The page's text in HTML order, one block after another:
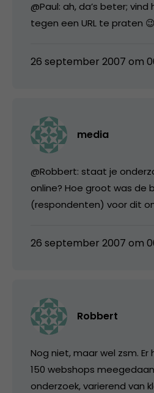
@Paul: ah, da’s beter;
tegen een URL te praten 😉
26 september 2007 om
media
@Robbert: staat je
online? Hoe groot was de
(respondenten) voor dit
26 september 2007 om
Robbert
Nog niet, maar wel zsm.
150 webshops
onderzoek, varierend van